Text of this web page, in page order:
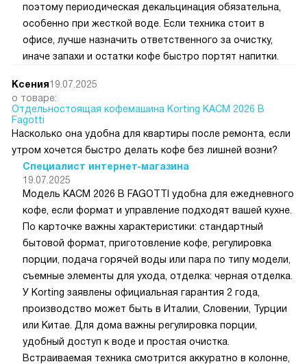
поэтому периодическая декальцинация обязательна,
особенно при жесткой воде. Если техника стоит в
офисе, лучше назначить ответственного за очистку,
иначе запахи и остатки кофе быстро портят напитки.
Ксения19.07.2025
о товаре:
Отдельностоящая кофемашина Korting KACM 2026 B
Fagotti
Насколько она удобна для квартиры после ремонта, если
утром хочется быстро делать кофе без лишней возни?
Специалист интернет-магазина
19.07.2025
Модель KACM 2026 B FAGOTTI удобна для ежедневного
кофе, если формат и управление подходят вашей кухне.
По карточке важны характеристики: стандартный
бытовой формат, приготовление кофе, регулировка
порции, подача горячей воды или пара по типу модели,
съемные элементы для ухода, отделка: черная отделка.
У Korting заявлены официальная гарантия 2 года,
производство может быть в Италии, Словении, Турции
или Китае. Для дома важны регулировка порции,
удобный доступ к воде и простая очистка.
Встраиваемая техника смотрится аккуратно в колонне,